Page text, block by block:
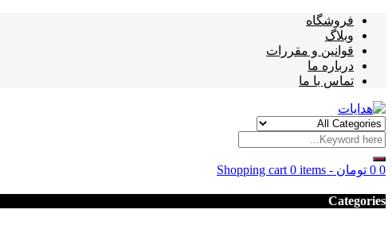
فروشگاه
وبلاگ
قوانین و مقررات
درباره ما
تماس با ما
Shopping cart 0 items - 0 تومان 0
Categories